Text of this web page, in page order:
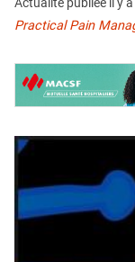
CONTACT
Actualité publiée il y a
Practical Pain